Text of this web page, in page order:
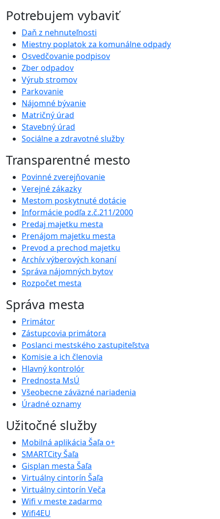
Potrebujem vybaviť
Daň z nehnuteľnosti
Miestny poplatok za komunálne odpady
Osvedčovanie podpisov
Zber odpadov
Výrub stromov
Parkovanie
Nájomné bývanie
Matričný úrad
Stavebný úrad
Sociálne a zdravotné služby
Transparentné mesto
Povinné zverejňovanie
Verejné zákazky
Mestom poskytnuté dotácie
Informácie podľa z.č.211/2000
Predaj majetku mesta
Prenájom majetku mesta
Prevod a prechod majetku
Archív výberových konaní
Správa nájomných bytov
Rozpočet mesta
Správa mesta
Primátor
Zástupcovia primátora
Poslanci mestského zastupiteľstva
Komisie a ich členovia
Hlavný kontrolór
Prednosta MsÚ
Všeobecne záväzné nariadenia
Úradné oznamy
Užitočné služby
Mobilná aplikácia Šaľa o+
SMARTCity Šaľa
Gisplan mesta Šaľa
Virtuálny cintorín Šaľa
Virtuálny cintorín Veča
Wifi v meste zadarmo
Wifi4EU